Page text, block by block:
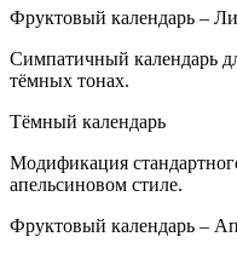
Фруктовый календарь –
Симпатичный календарь
тёмных тонах.
Тёмный календарь
Модификация
апельсиновом стиле.
Фруктовый календарь –